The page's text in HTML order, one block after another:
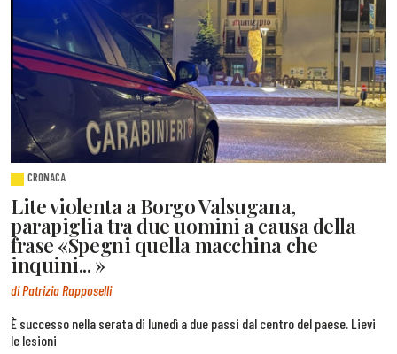
CRONACA
Lite violenta a Borgo Valsugana,
parapiglia tra due uomini a causa della
frase «Spegni quella macchina che
inquini... »
di Patrizia Rapposelli
È successo nella serata di lunedì a due passi dal centro del paese. Lievi
le lesioni